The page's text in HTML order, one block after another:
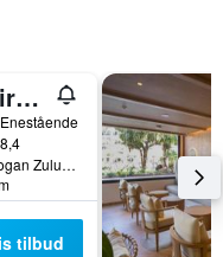
Best Semiramis
Enestående
8,4
C/ Leopoldo Cologan Zulueta, 12, Puerto de la Cruz, Tenerife, Spania
tilbud